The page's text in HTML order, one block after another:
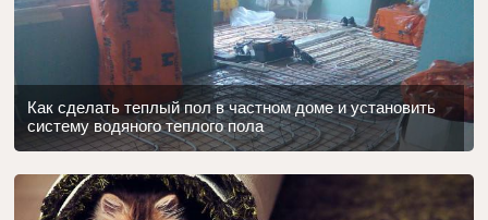
Как сделать теплый пол в частном доме и установить
систему водяного теплого пола